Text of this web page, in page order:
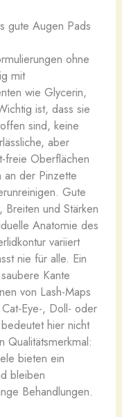
gute Augen Pads
ohne
mit
wie Glycerin,
ist, dass sie
sind, keine
aber
freie Oberflächen
an der Pinzette
Gute
Breiten und Stärken
Anatomie des
variiert
nie für alle. Ein
Kante
von Lash-Maps
Eye-, Doll- oder
hier nicht
Qualitätsmerkmal:
bieten ein
bleiben
Behandlungen.